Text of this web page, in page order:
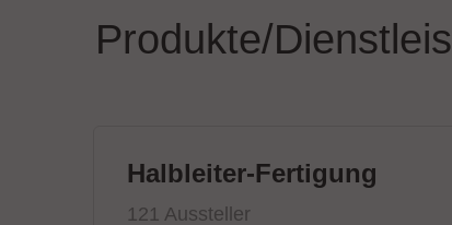
Produkte/
Halbleiter-Fertigung
121 Aussteller